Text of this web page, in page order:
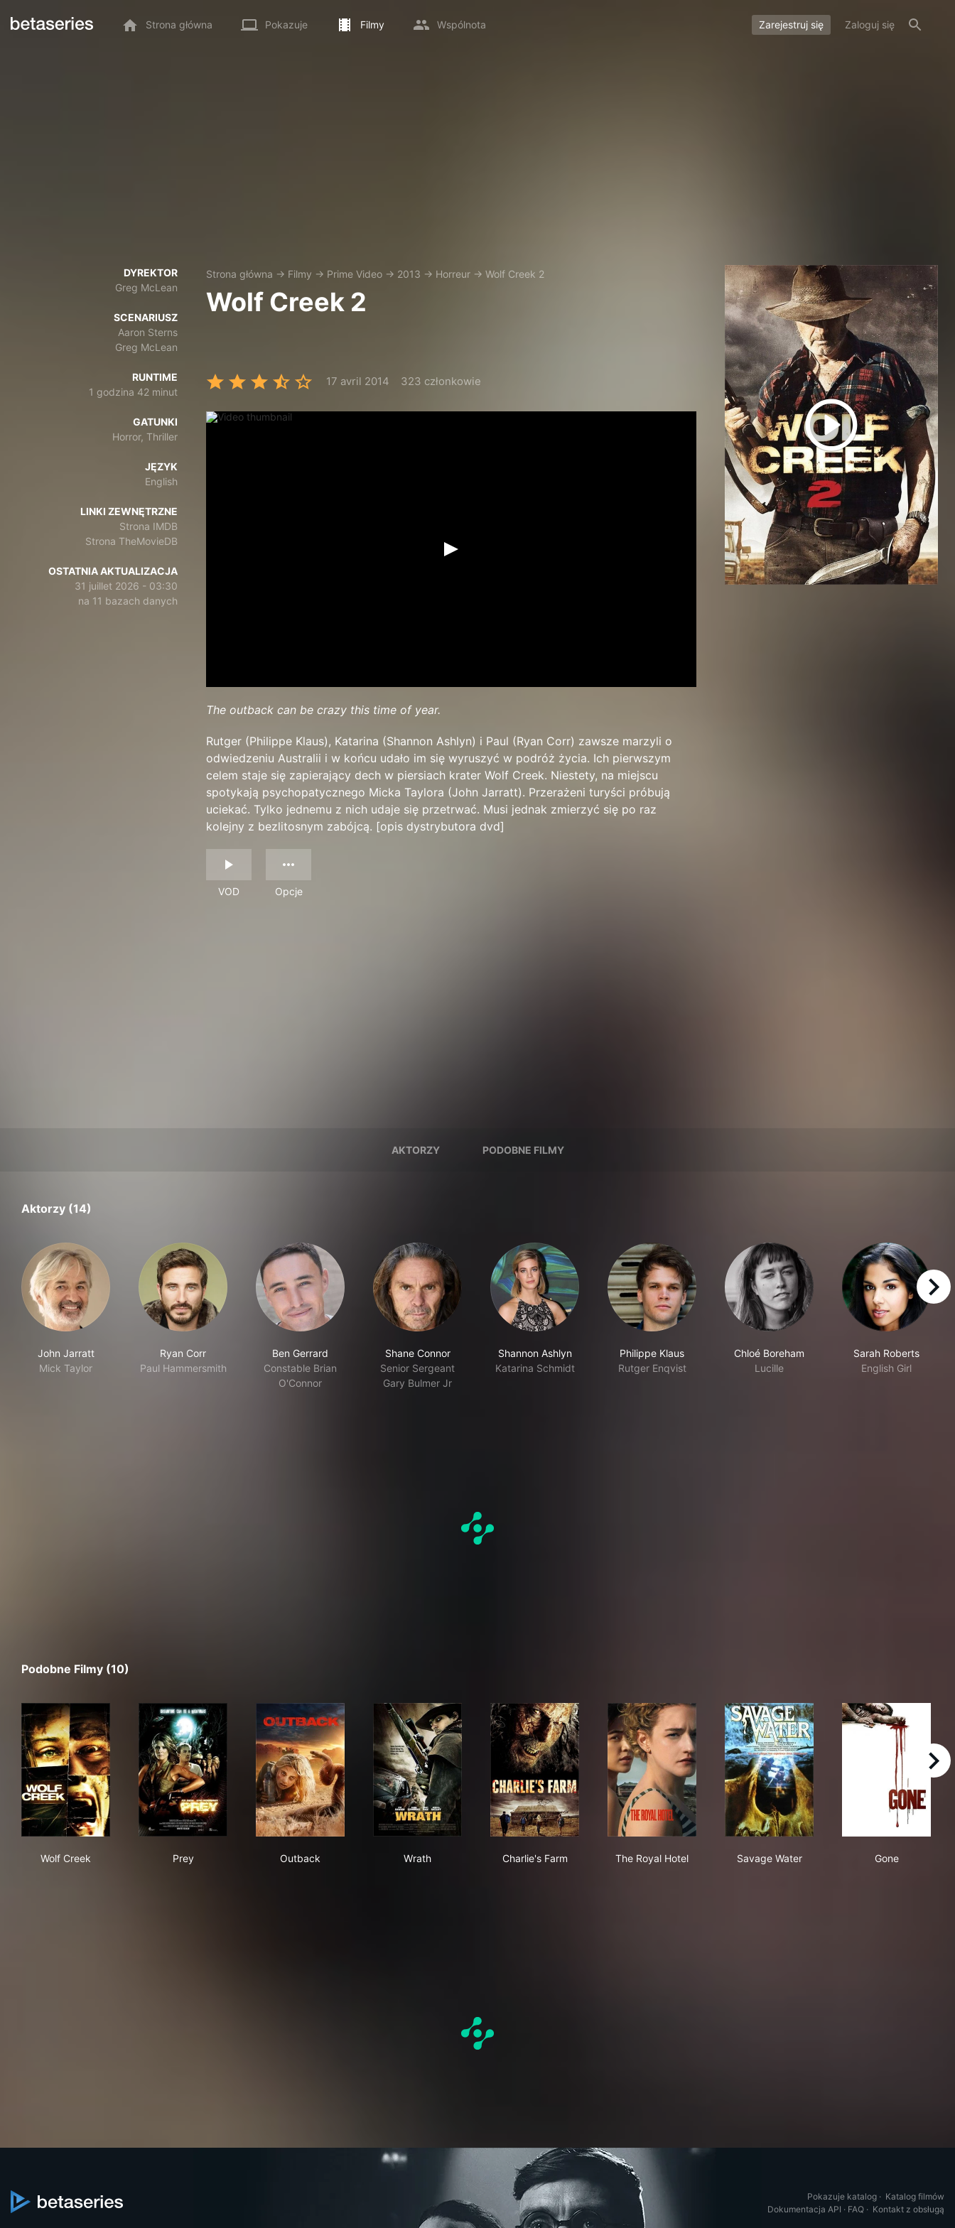
Strona główna Pokazuje Filmy Wspólnota Zarejestruj się Zaloguj się
DYREKTOR
Greg McLean
SCENARIUSZ
Aaron Sterns
Greg McLean
RUNTIME
1 godzina 42 minut
GATUNKI
Horror, Thriller
JĘZYK
English
LINKI ZEWNĘTRZNE
Strona IMDB
Strona TheMovieDB
OSTATNIA AKTUALIZACJA
31 juillet 2026 - 03:30
na 11 bazach danych
Strona główna → Filmy → Prime Video → 2013 → Horreur → Wolf Creek 2
Wolf Creek 2
17 avril 2014 323 członkowie
The outback can be crazy this time of year.
Rutger (Philippe Klaus), Katarina (Shannon Ashlyn) i Paul (Ryan Corr) zawsze marzyli o
odwiedzeniu Australii i w końcu udało im się wyruszyć w podróż życia. Ich pierwszym
celem staje się zapierający dech w piersiach krater Wolf Creek. Niestety, na miejscu
spotykają psychopatycznego Micka Taylora (John Jarratt). Przerażeni turyści próbują
uciekać. Tylko jednemu z nich udaje się przetrwać. Musi jednak zmierzyć się po raz
kolejny z bezlitosnym zabójcą. [opis dystrybutora dvd]
VOD Opcje
AKTORZY PODOBNE FILMY
Aktorzy (14)
John Jarratt
Mick Taylor
Ryan Corr
Paul Hammersmith
Ben Gerrard
Constable Brian
O'Connor
Shane Connor
Senior Sergeant
Gary Bulmer Jr
Shannon Ashlyn
Katarina Schmidt
Philippe Klaus
Rutger Enqvist
Chloé Boreham
Lucille
Sarah Roberts
English Girl
right
Podobne Filmy (10)
Wolf Creek
Prey
Outback
Wrath
Charlie's Farm
The Royal Hotel
Savage Water
Gone
right
Pokazuje katalog · Katalog filmów
Dokumentacja API · FAQ · Kontakt z obsługą